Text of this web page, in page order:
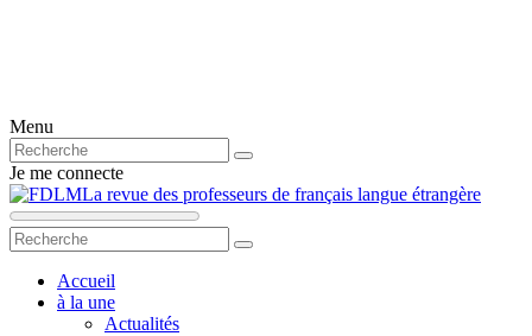
Menu
Je me connecte
La revue des professeurs de français langue étrangère
Accueil
à la une
Actualités